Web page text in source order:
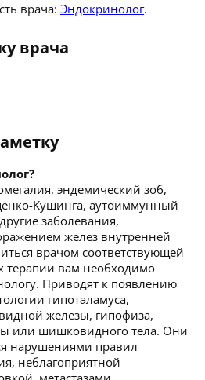
врача: Эндокринолог.
врача
эндемический зоб,
Кушинга, аутоиммунный
заболевания,
желез внутренней
врачом соответствующей
терапии вам необходимо
Приводят к появлению
гипоталамуса,
железы, гипофиза,
или шишковидного тела. Они
нарушениями правил
неблагоприятной